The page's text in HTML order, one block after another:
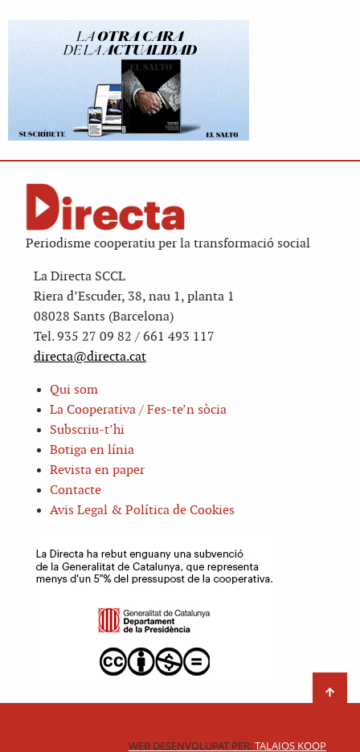
Periodisme cooperatiu per la transformació social
La Directa SCCL
Riera d’Escuder, 38, nau 1, planta 1
08028 Sants (Barcelona)
Tel. 935 27 09 82 / 661 493 117
directa@directa.cat
Qui som
La Cooperativa / Fes-te’n sòcia
Subscriu-t’hi
Botiga en línia
Revista en paper
Contacte
Avis Legal & Política de Cookies
WEB DESENVOLUPAT PER:TALAIOS KOOP